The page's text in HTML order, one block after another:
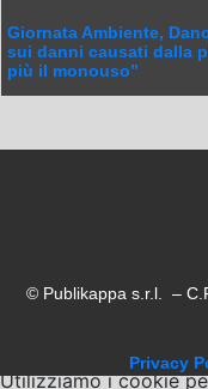
Giornata Ambiente,
sui danni causati dalla
più il monouso”
© Publikappa s.r.l. –
Privacy
Utilizziamo i cookie